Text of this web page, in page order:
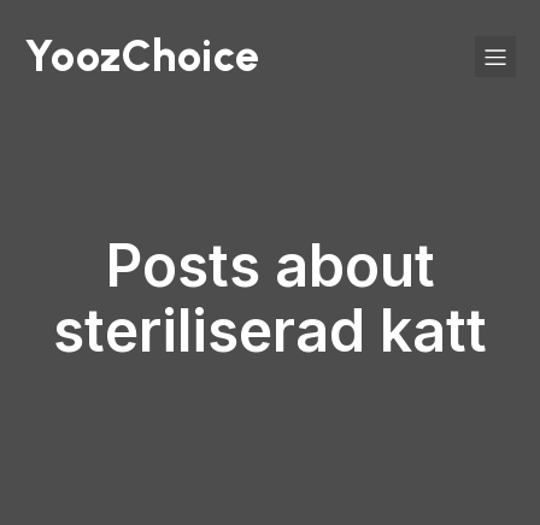
YoozChoice
Posts about
steriliserad katt